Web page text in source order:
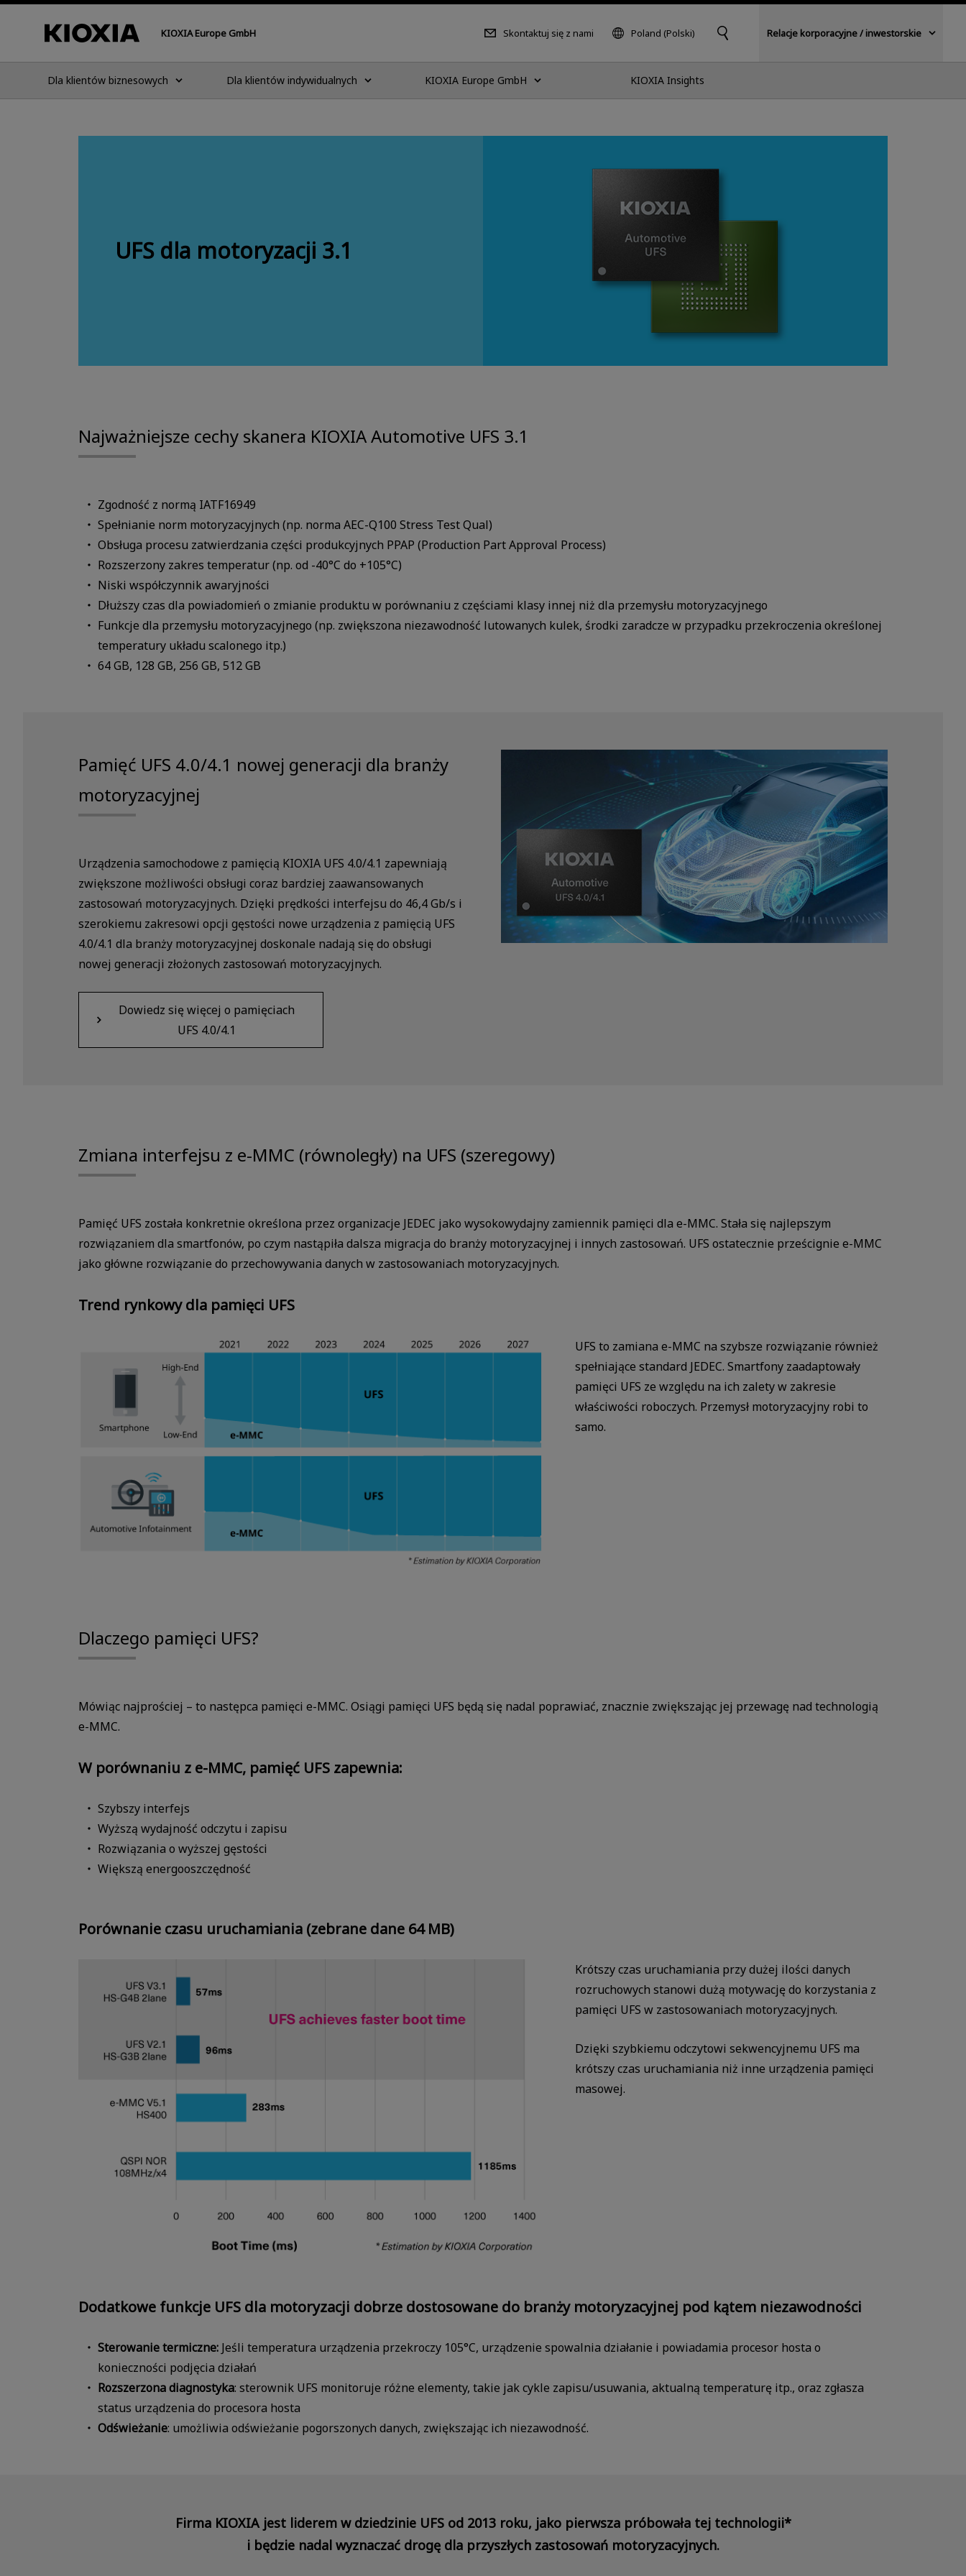
KIOXIA Europe GmbH Skontaktuj się z nami Poland (Polski) Relacje korporacyjne / inwestorskie
Dla klientów biznesowych Dla klientów indywidualnych KIOXIA Europe GmbH KIOXIA Insights
UFS dla motoryzacji 3.1
Najważniejsze cechy skanera KIOXIA Automotive UFS 3.1
Zgodność z normą IATF16949
Spełnianie norm motoryzacyjnych (np. norma AEC-Q100 Stress Test Qual)
Obsługa procesu zatwierdzania części produkcyjnych PPAP (Production Part Approval Process)
Rozszerzony zakres temperatur (np. od -40°C do +105°C)
Niski współczynnik awaryjności
Dłuższy czas dla powiadomień o zmianie produktu w porównaniu z częściami klasy innej niż dla przemysłu motoryzacyjnego
Funkcje dla przemysłu motoryzacyjnego (np. zwiększona niezawodność lutowanych kulek, środki zaradcze w przypadku przekroczenia określonej
temperatury układu scalonego itp.)
64 GB, 128 GB, 256 GB, 512 GB
Pamięć UFS 4.0/4.1 nowej generacji dla branży
motoryzacyjnej
Urządzenia samochodowe z pamięcią KIOXIA UFS 4.0/4.1 zapewniają
zwiększone możliwości obsługi coraz bardziej zaawansowanych
zastosowań motoryzacyjnych. Dzięki prędkości interfejsu do 46,4 Gb/s i
szerokiemu zakresowi opcji gęstości nowe urządzenia z pamięcią UFS
4.0/4.1 dla branży motoryzacyjnej doskonale nadają się do obsługi
nowej generacji złożonych zastosowań motoryzacyjnych.
Dowiedz się więcej o pamięciach
UFS 4.0/4.1
Zmiana interfejsu z e-MMC (równoległy) na UFS (szeregowy)
Pamięć UFS została konkretnie określona przez organizacje JEDEC jako wysokowydajny zamiennik pamięci dla e-MMC. Stała się najlepszym
rozwiązaniem dla smartfonów, po czym nastąpiła dalsza migracja do branży motoryzacyjnej i innych zastosowań. UFS ostatecznie prześcignie e-MMC
jako główne rozwiązanie do przechowywania danych w zastosowaniach motoryzacyjnych.
Trend rynkowy dla pamięci UFS
UFS to zamiana e-MMC na szybsze rozwiązanie również
spełniające standard JEDEC. Smartfony zaadaptowały
pamięci UFS ze względu na ich zalety w zakresie
właściwości roboczych. Przemysł motoryzacyjny robi to
samo.
Dlaczego pamięci UFS?
Mówiąc najprościej – to następca pamięci e-MMC. Osiągi pamięci UFS będą się nadal poprawiać, znacznie zwiększając jej przewagę nad technologią
e-MMC.
W porównaniu z e-MMC, pamięć UFS zapewnia:
Szybszy interfejs
Wyższą wydajność odczytu i zapisu
Rozwiązania o wyższej gęstości
Większą energooszczędność
Porównanie czasu uruchamiania (zebrane dane 64 MB)
Krótszy czas uruchamiania przy dużej ilości danych
rozruchowych stanowi dużą motywację do korzystania z
pamięci UFS w zastosowaniach motoryzacyjnych.
Dzięki szybkiemu odczytowi sekwencyjnemu UFS ma
krótszy czas uruchamiania niż inne urządzenia pamięci
masowej.
Dodatkowe funkcje UFS dla motoryzacji dobrze dostosowane do branży motoryzacyjnej pod kątem niezawodności
Sterowanie termiczne: Jeśli temperatura urządzenia przekroczy 105°C, urządzenie spowalnia działanie i powiadamia procesor hosta o
konieczności podjęcia działań
Rozszerzona diagnostyka: sterownik UFS monitoruje różne elementy, takie jak cykle zapisu/usuwania, aktualną temperaturę itp., oraz zgłasza
status urządzenia do procesora hosta
Odświeżanie: umożliwia odświeżanie pogorszonych danych, zwiększając ich niezawodność.
Firma KIOXIA jest liderem w dziedzinie UFS od 2013 roku, jako pierwsza próbowała tej technologii*
i będzie nadal wyznaczać drogę dla przyszłych zastosowań motoryzacyjnych.